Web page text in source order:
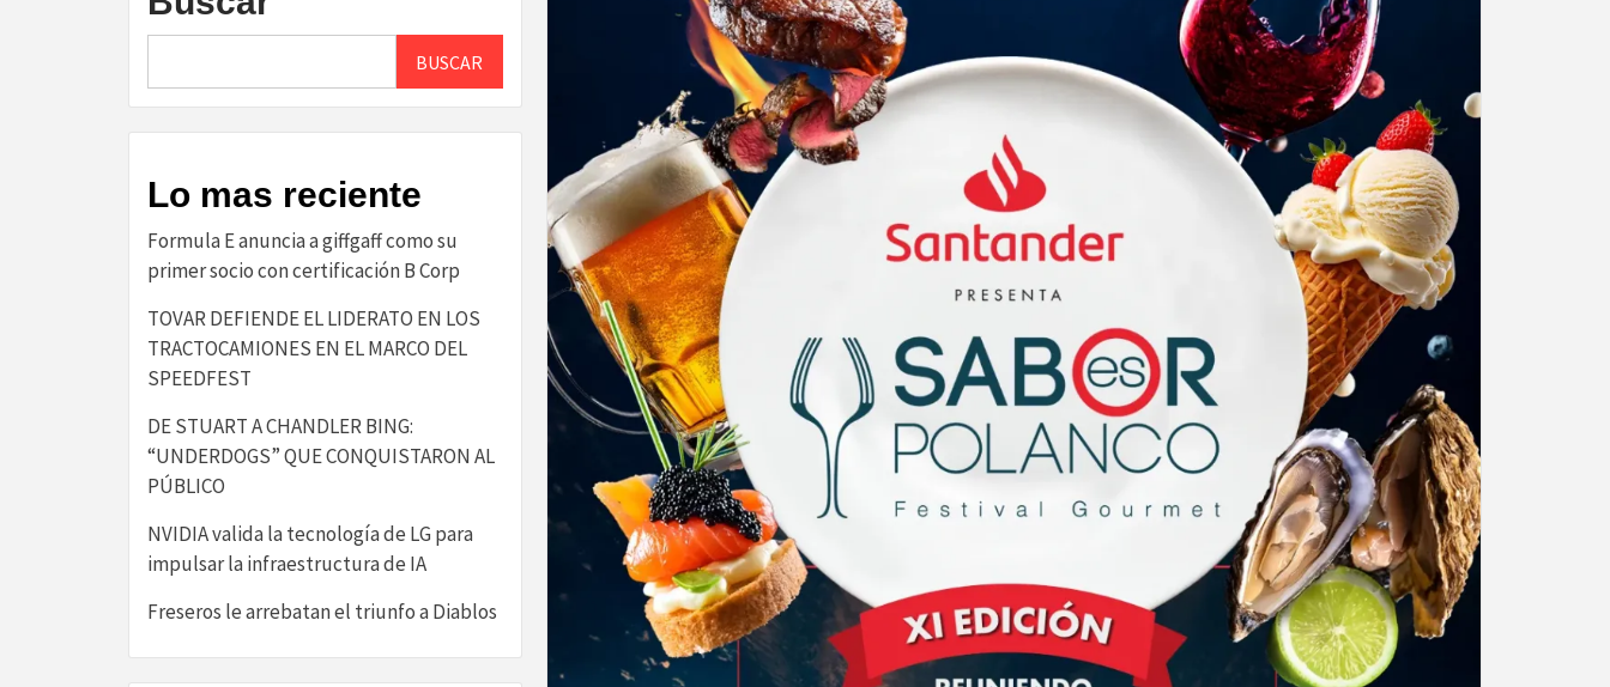
BUSCAR
Lo mas reciente
​Formula E anuncia a giffgaff como su
primer socio con certificación B Corp​
TOVAR DEFIENDE EL LIDERATO EN LOS
TRACTOCAMIONES EN EL MARCO DEL
SPEEDFEST
DE STUART A CHANDLER BING:
“UNDERDOGS” QUE CONQUISTARON AL
PÚBLICO
NVIDIA valida la tecnología de LG para
impulsar la infraestructura de IA
Freseros le arrebatan el triunfo a Diablos